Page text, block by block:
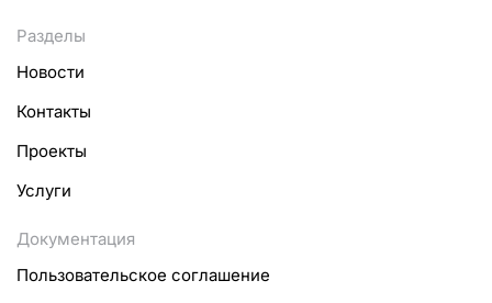
Разделы
Новости
Контакты
Проекты
Услуги
Документация
Пользовательское соглашение